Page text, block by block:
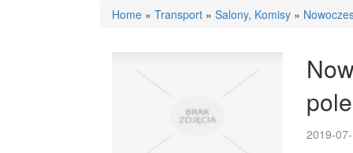
Home » Transport » Salony, Komisy »
2019-